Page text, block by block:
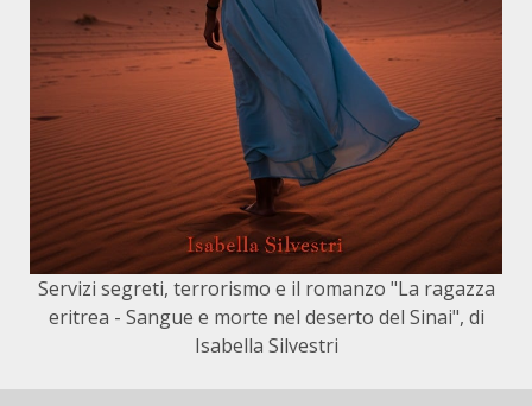
Servizi segreti, terrorismo e il romanzo "La ragazza
eritrea - Sangue e morte nel deserto del Sinai", di
Isabella Silvestri